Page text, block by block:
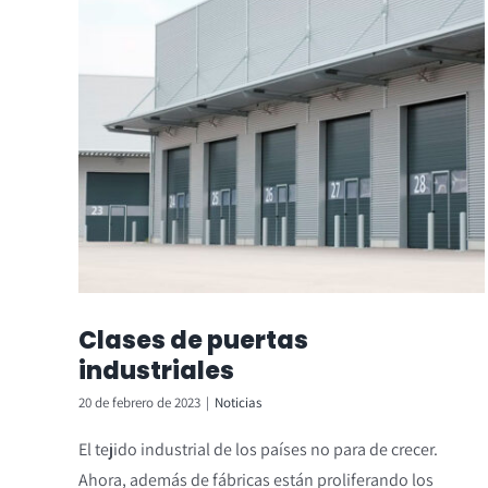
Clases de puertas
industriales
20 de febrero de 2023 | Noticias
El tejido industrial de los países no para de crecer.
Ahora, además de fábricas están proliferando los